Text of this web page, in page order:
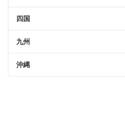
四国
九州
沖縄